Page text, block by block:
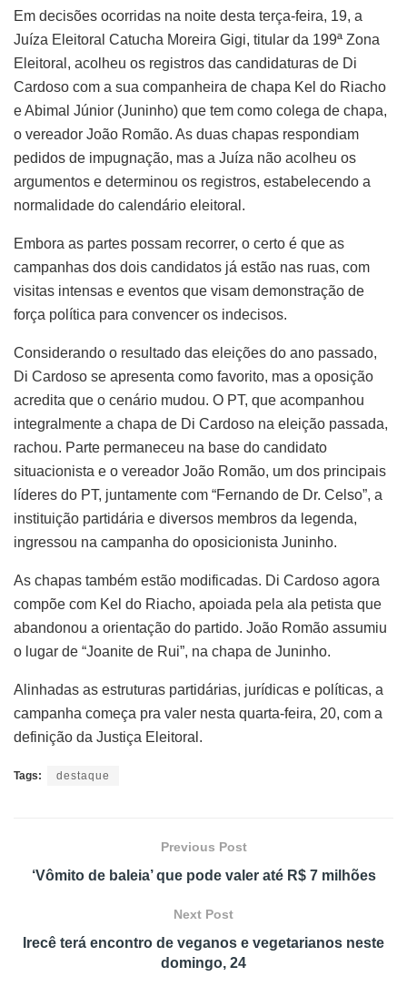
Em decisões ocorridas na noite desta terça-feira, 19, a
Juíza Eleitoral Catucha Moreira Gigi, titular da 199ª Zona
Eleitoral, acolheu os registros das candidaturas de Di
Cardoso com a sua companheira de chapa Kel do Riacho
e Abimal Júnior (Juninho) que tem como colega de chapa,
o vereador João Romão. As duas chapas respondiam
pedidos de impugnação, mas a Juíza não acolheu os
argumentos e determinou os registros, estabelecendo a
normalidade do calendário eleitoral.
Embora as partes possam recorrer, o certo é que as
campanhas dos dois candidatos já estão nas ruas, com
visitas intensas e eventos que visam demonstração de
força política para convencer os indecisos.
Considerando o resultado das eleições do ano passado,
Di Cardoso se apresenta como favorito, mas a oposição
acredita que o cenário mudou. O PT, que acompanhou
integralmente a chapa de Di Cardoso na eleição passada,
rachou. Parte permaneceu na base do candidato
situacionista e o vereador João Romão, um dos principais
líderes do PT, juntamente com “Fernando de Dr. Celso”, a
instituição partidária e diversos membros da legenda,
ingressou na campanha do oposicionista Juninho.
As chapas também estão modificadas. Di Cardoso agora
compõe com Kel do Riacho, apoiada pela ala petista que
abandonou a orientação do partido. João Romão assumiu
o lugar de “Joanite de Rui”, na chapa de Juninho.
Alinhadas as estruturas partidárias, jurídicas e políticas, a
campanha começa pra valer nesta quarta-feira, 20, com a
definição da Justiça Eleitoral.
Tags: destaque
Previous Post
‘Vômito de baleia’ que pode valer até R$ 7 milhões
Next Post
Irecê terá encontro de veganos e vegetarianos neste
domingo, 24